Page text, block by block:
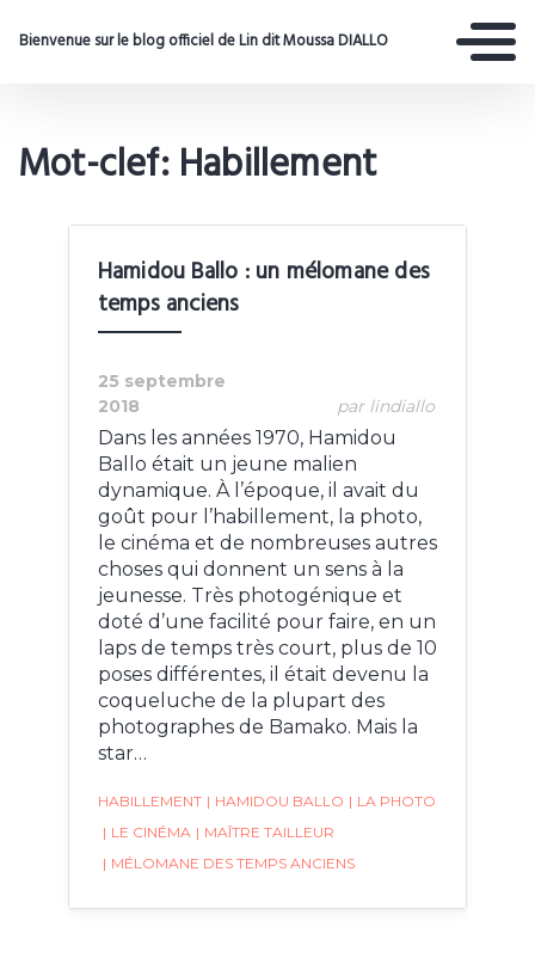
Bienvenue sur le blog officiel de Lin dit Moussa DIALLO
Mot-clef: Habillement
Hamidou Ballo : un mélomane des
temps anciens
25 septembre
2018
par lindiallo
Dans les années 1970, Hamidou
Ballo était un jeune malien
dynamique. À l’époque, il avait du
goût pour l’habillement, la photo,
le cinéma et de nombreuses autres
choses qui donnent un sens à la
jeunesse. Très photogénique et
doté d’une facilité pour faire, en un
laps de temps très court, plus de 10
poses différentes, il était devenu la
coqueluche de la plupart des
photographes de Bamako. Mais la
star…
HABILLEMENT | HAMIDOU BALLO | LA PHOTO
| LE CINÉMA | MAÎTRE TAILLEUR
| MÉLOMANE DES TEMPS ANCIENS